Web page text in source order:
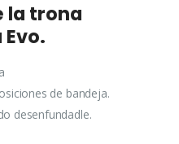
la trona
de bandeja.
desenfundadle.